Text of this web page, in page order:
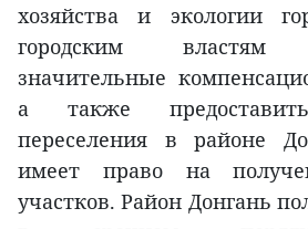
хозяйства и экологии
городским властям
значительные
а также
переселения в районе
имеет право на
участков. Район Донгань